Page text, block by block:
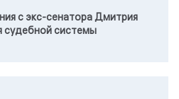
с экс-сенатора Дмитрия
судебной системы